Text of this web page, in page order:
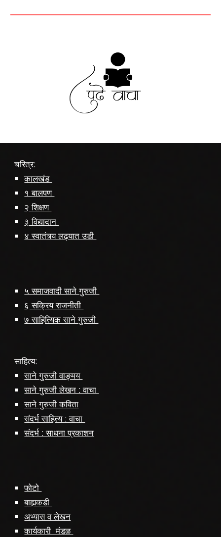
चरित्र:
कालखंड
१ बालपण
२ शिक्षण
३ विद्यादान
४ स्वातंत्र्य लढ्यात उडी
५ समाजवादी साने गुरुजी
६ सक्रिय राजनीती
७ साहित्यिक साने गुरुजी
साहित्य:
साने गुरुजी वाङ्मय
साने गुरुजी लेखन : वाचा
साने गुरुजी कविता
संदर्भ साहित्य : वाचा
संदर्भ : साधना प्रकाशन
फोटो
बाह्यकडी
अभ्यास व लेखन
कार्यकारी मंडळ